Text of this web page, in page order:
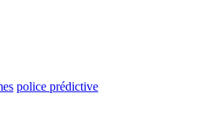
police prédictive